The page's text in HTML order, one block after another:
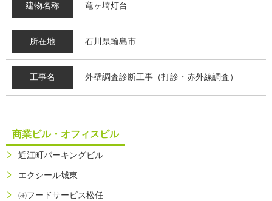
建物名称 竜ヶ埼灯台
所在地 石川県輪島市
工事名 外壁調査診断工事（打診・赤外線調査）
商業ビル・オフィスビル
近江町パーキングビル
エクシール城東
㈱フードサービス松任